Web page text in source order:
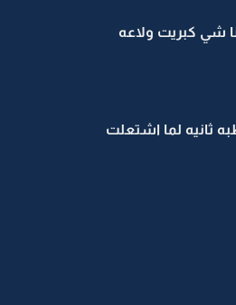
شي كبريت ولاعه
ثانيه لما اشتعلت